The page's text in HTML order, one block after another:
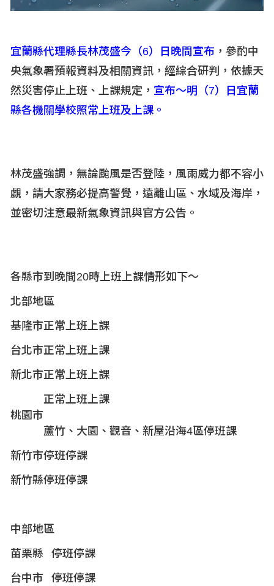
宜蘭縣代理縣長林茂盛今（6）日晚間宣布 ，參酌中
央氣象署預報資料及相關資訊，經綜合研判，依據天
然災害停止上班、上課規定， 宣布～明（7）日宜蘭
縣各機關學校照常上班及上課。
林茂盛強調，無論颱風是否登陸，風雨威力都不容小
覷，請大家務必提高警覺，遠離山區、水域及海岸，
並密切注意最新氣象資訊與官方公告。
各縣市到晚間20時上班上課情形如下～
北部地區
基隆市正常上班上課
台北市正常上班上課
新北市正常上班上課
桃園市
正常上班上課
蘆竹、大園、觀音、新屋沿海4區停班課
新竹市停班停課
新竹縣停班停課
中部地區
苗栗縣
停班停課
台中市
停班停課